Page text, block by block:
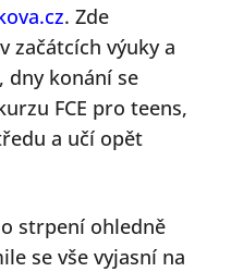
. Zde
začátcích výuky a
dny konání se
FCE pro teens,
a učí opět
strpení ohledně
se vše vyjasní na